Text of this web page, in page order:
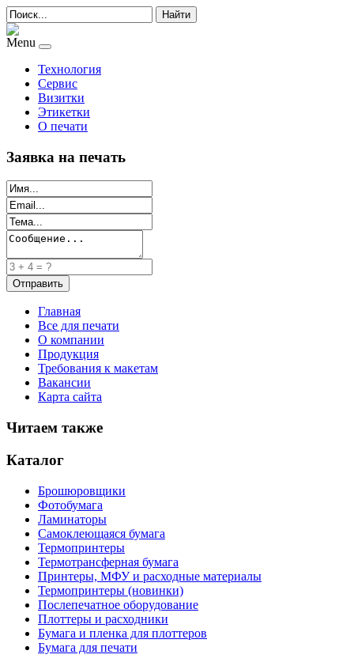
Найти
Menu
Технология
Сервис
Визитки
Этикетки
О печати
Заявка на печать
Главная
Все для печати
О компании
Продукция
Требования к макетам
Вакансии
Карта сайта
Читаем также
Каталог
Брошюровщики
Фотобумага
Ламинаторы
Самоклеющаяся бумага
Термопринтеры
Термотрансферная бумага
Принтеры, МФУ и расходные материалы
Термопринтеры (новинки)
Послепечатное оборудование
Плоттеры и расходники
Бумага и пленка для плоттеров
Бумага для печати